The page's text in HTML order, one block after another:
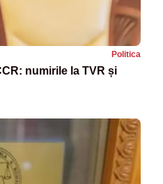
Politica
numirile la TVR și